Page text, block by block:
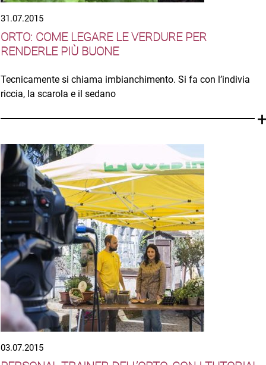
31.07.2015
ORTO: COME LEGARE LE VERDURE PER
RENDERLE PIÙ BUONE
Tecnicamente si chiama imbianchimento. Si fa con l’indivia
riccia, la scarola e il sedano
03.07.2015